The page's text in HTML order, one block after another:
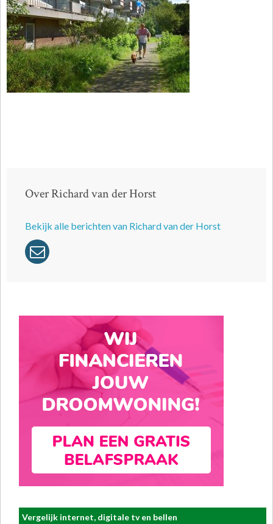
Over Richard van der Horst
Bekijk alle berichten van Richard van der Horst
Vergelijk internet, digitale tv en bellen